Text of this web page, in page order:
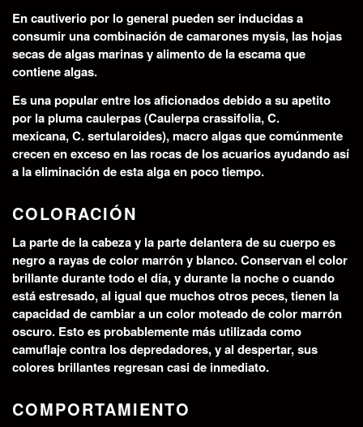
En cautiverio por lo general pueden ser inducidas a
consumir una combinación de camarones mysis, las hojas
secas de algas marinas y alimento de la escama que
contiene algas.
Es una popular entre los aficionados debido a su apetito
por la pluma caulerpas (Caulerpa crassifolia, C.
mexicana, C. sertularoides), macro algas que comúnmente
crecen en exceso en las rocas de los acuarios ayudando así
a la eliminación de esta alga en poco tiempo.
COLORACIÓN
La parte de la cabeza y la parte delantera de su cuerpo es
negro a rayas de color marrón y blanco. Conservan el color
brillante durante todo el día, y durante la noche o cuando
está estresado, al igual que muchos otros peces, tienen la
capacidad de cambiar a un color moteado de color marrón
oscuro. Esto es probablemente más utilizada como
camuflaje contra los depredadores, y al despertar, sus
colores brillantes regresan casi de inmediato.
COMPORTAMIENTO